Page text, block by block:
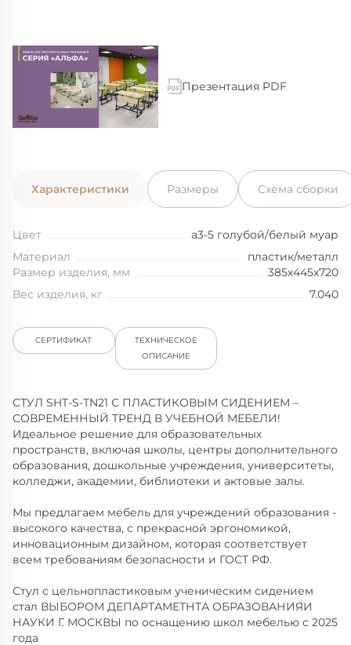
Презентация PDF
Характеристики Размеры Схема сборки
Цвет
а3-5 голубой/белый муар
Материал
пластик/металл
Размер изделия, мм
385x445x720
Вес изделия, кг
7.040
СЕРТИФИКАТ
ТЕХНИЧЕСКОЕ
ОПИСАНИЕ
СТУЛ SHT-S-TN21 С ПЛАСТИКОВЫМ СИДЕНИЕМ –
СОВРЕМЕННЫЙ ТРЕНД В УЧЕБНОЙ МЕБЕЛИ!
Идеальное решение для образовательных
пространств, включая школы, центры дополнительного
образования, дошкольные учреждения, университеты,
колледжи, академии, библиотеки и актовые залы.
Мы предлагаем мебель для учреждений образования -
высокого качества, с прекрасной эргономикой,
инновационным дизайном, которая соответствует
всем требованиям безопасности и ГОСТ РФ.
Стул с цельнопластиковым ученическим сидением
стал ВЫБОРОМ ДЕПАРТАМЕТНТА ОБРАЗОВАНИЯИ
НАУКИ Г. МОСКВЫ по оснащению школ мебелью с 2025
года